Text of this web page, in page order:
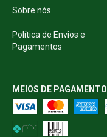
Sobre nós
Política de Envios e
Pagamentos
MEIOS DE PAGAMENTO